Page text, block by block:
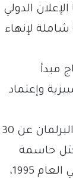
الدولي
وخطة شاملة لإنهاء
مبدأ
وإعتماد
وقد أشارت الدراسات الأكاديمية إلى أنه عندما تقل نسبة تمثيل المرأة في البرلمان عن 30
حاسمة
ومؤثّرة. وفي المؤتمر العالمي للمرأة الذي عقدته الأمم المتحدة في بكين في العام 1995،